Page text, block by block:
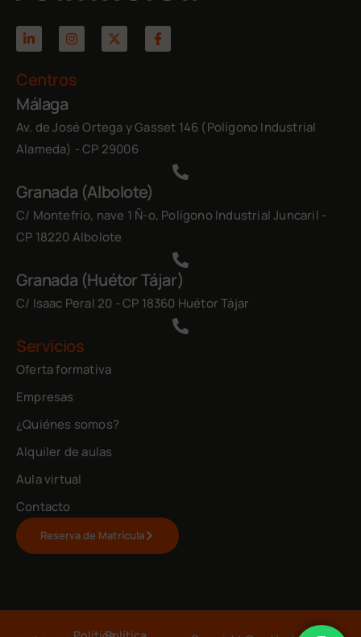
Servicios
Oferta formativa
Empresas
¿Quiénes somos?
Alquiler de aulas
Aula virtual
Contacto
Reserva de Matrícula
Centros
Málaga
Av. de José Ortega y Gasset 146 (Polígono Industrial
Alameda) - CP 29006
Granada (Albolote)
C/ Montefrío, nave 1 Ñ-o, Polígono Industrial Juncaril -
CP 18220 Albolote
Granada (Huétor Tájar)
C/ Isaac Peral 20 - CP 18360 Huétor Tájar